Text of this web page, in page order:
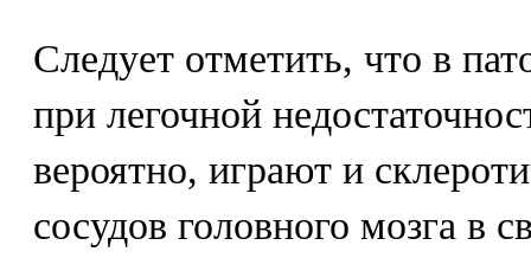
Следует отметить, что в
при легочной
вероятно, играют и
сосудов головного мозга в